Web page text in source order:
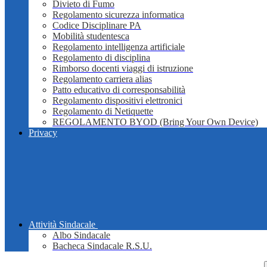
Divieto di Fumo
Regolamento sicurezza informatica
Codice Disciplinare PA
Mobilità studentesca
Regolamento intelligenza artificiale
Regolamento di disciplina
Rimborso docenti viaggi di istruzione
Regolamento carriera alias
Patto educativo di corresponsabilità
Regolamento dispositivi elettronici
Regolamento di Netiquette
REGOLAMENTO BYOD (Bring Your Own Device)
Privacy
Attività Sindacale
Albo Sindacale
Bacheca Sindacale R.S.U.